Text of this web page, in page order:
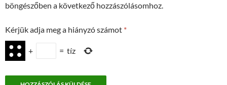
böngészőben a következő hozzászólásomhoz.
Kérjük adja meg a hiányzó számot *
+ = tíz